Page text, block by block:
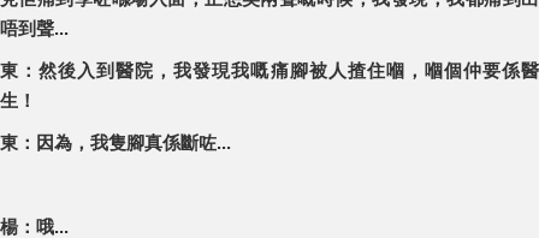
唔到聲...
東：然後入到醫院，我發現我嘅痛腳被人揸住嗰，嗰個仲要係醫
生！
東：因為，我隻腳真係斷咗...
楊：哦...